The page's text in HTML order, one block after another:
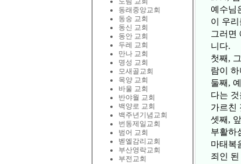
동래중앙교회
동숭 교회
동신 교회
동안 교회
두레 교회
만나 교회
명성 교회
모새골교회
목양 교회
바울 교회
반야월 교회
백양로 교회
백주년기념교회
번동제일교회
범어 교회
벧엘감리교회
부산영락교회
부전교회
예수님
이 우
그러면
니다.
첫째,
람이
둘째,
다는
가르친
셋째,
부활하
마태복
죄인